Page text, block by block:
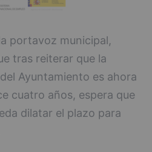
portavoz municipal,
tras reiterar que la
Ayuntamiento es ahora
cuatro años, espera que
dilatar el plazo para